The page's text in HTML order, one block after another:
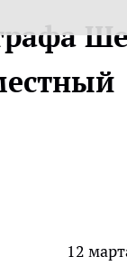
12